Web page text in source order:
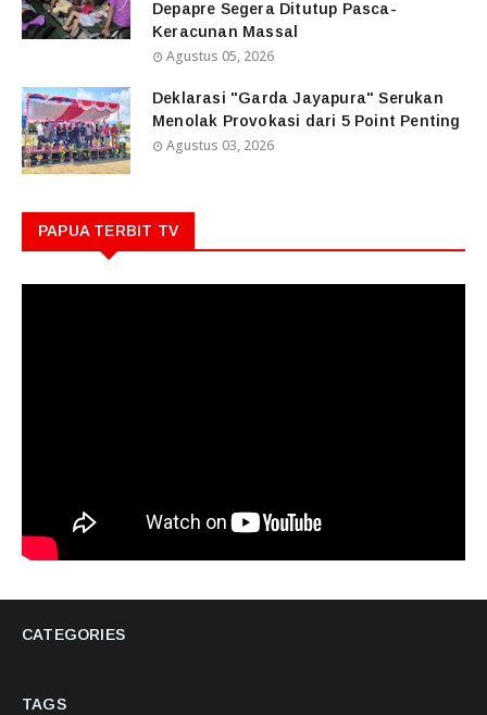
Depapre Segera Ditutup Pasca-
Keracunan Massal
Agustus 05, 2026
Deklarasi "Garda Jayapura" Serukan
Menolak Provokasi dari 5 Point Penting
Agustus 03, 2026
PAPUA TERBIT TV
CATEGORIES
TAGS